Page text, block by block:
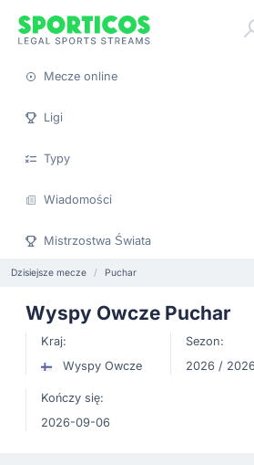
Mecze online
Ligi
Typy
Wiadomości
Mistrzostwa Świata
Dzisiejsze mecze Puchar
Wyspy Owcze Puchar
Kraj:
Wyspy Owcze
Sezon:
2026 / 2026
Kończy się:
2026-09-06